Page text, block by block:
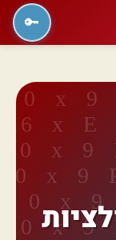
🔑